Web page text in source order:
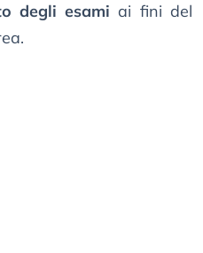
degli esami ai fini del